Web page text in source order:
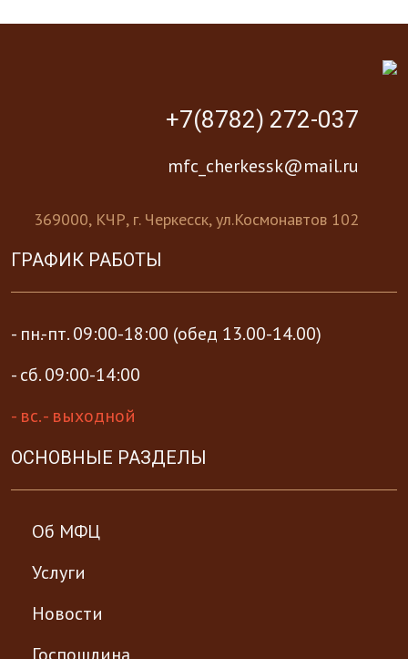
+7(8782) 272-037
mfc_cherkessk@mail.ru
369000, КЧР, г. Черкесск, ул.Космонавтов 102
ГРАФИК РАБОТЫ
- пн.-пт. 09:00-18:00 (обед 13.00-14.00)
- сб. 09:00-14:00
- вс. - выходной
ОСНОВНЫЕ РАЗДЕЛЫ
Об МФЦ
Услуги
Новости
Госпошлина